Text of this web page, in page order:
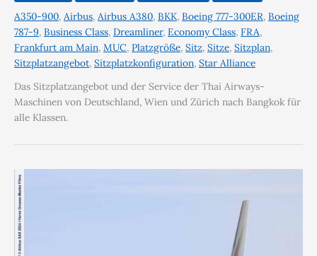
A350-900, Airbus, Airbus A380, BKK, Boeing 777-300ER, Boeing
787-9, Business Class, Dreamliner, Economy Class, FRA,
Frankfurt am Main, MUC, Platzgröße, Sitz, Sitze, Sitzplan,
Sitzplatzangebot, Sitzplatzkonfiguration, Star Alliance
Das Sitzplatzangebot und der Service der Thai Airways-
Maschinen von Deutschland, Wien und Zürich nach Bangkok für
alle Klassen.